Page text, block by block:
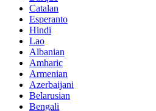
Catalan
Esperanto
Hindi
Lao
Albanian
Amharic
Armenian
Azerbaijani
Belarusian
Bengali